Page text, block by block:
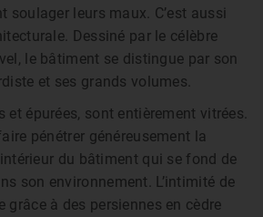
soulager leurs maux. C’est aussi
Dessiné par le célèbre
le bâtiment se distingue par son
et ses grands volumes.
et épurées, sont entièrement vitrées.
pénétrer généreusement la
du bâtiment qui se fond de
son environnement. L’intimité de
grâce à des persiennes en cèdre